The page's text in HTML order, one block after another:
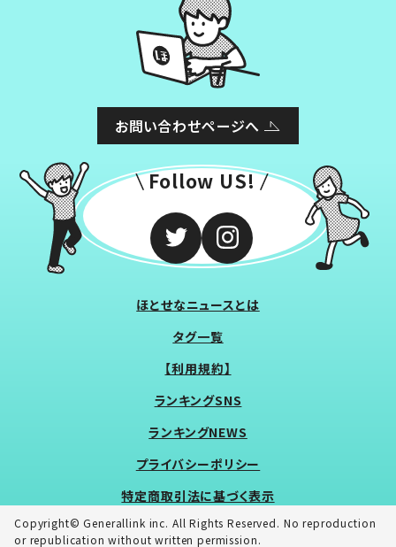
お問い合わせページへ
Follow US!
ほとせなニュースとは
タグ一覧
【利用規約】
ランキングSNS
ランキングNEWS
プライバシーポリシー
特定商取引法に基づく表示
Copyright© Generallink inc. All Rights Reserved. No reproduction
or republication without written permission.